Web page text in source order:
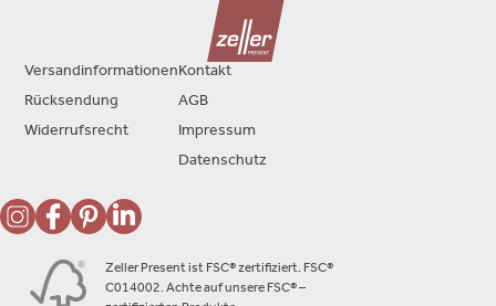
Zeller Present ist FSC® zertifiziert. FSC®
C014002. Achte auf unsere FSC® –
Versandinformationen
Rücksendung
Widerrufsrecht
Kontakt
AGB
Impressum
Datenschutz